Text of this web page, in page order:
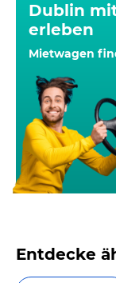
Dublin
erleben
Mietwagen
Entdecke